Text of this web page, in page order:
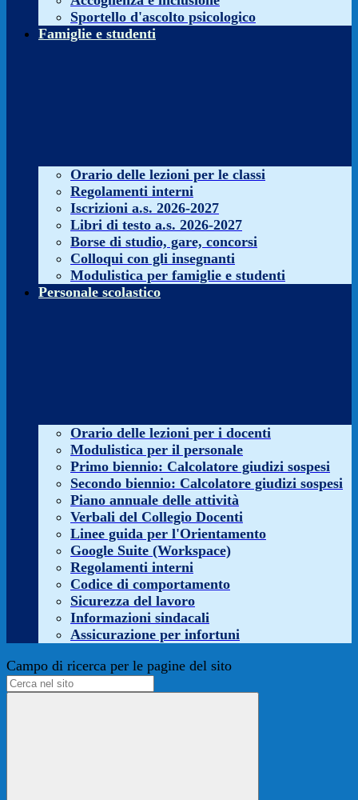
Sportello d'ascolto psicologico
Famiglie e studenti
Orario delle lezioni per le classi
Regolamenti interni
Iscrizioni a.s. 2026-2027
Libri di testo a.s. 2026-2027
Borse di studio, gare, concorsi
Colloqui con gli insegnanti
Modulistica per famiglie e studenti
Personale scolastico
Orario delle lezioni per i docenti
Modulistica per il personale
Primo biennio: Calcolatore giudizi sospesi
Secondo biennio: Calcolatore giudizi sospesi
Piano annuale delle attività
Verbali del Collegio Docenti
Linee guida per l'Orientamento
Google Suite (Workspace)
Regolamenti interni
Codice di comportamento
Sicurezza del lavoro
Informazioni sindacali
Assicurazione per infortuni
Campo di ricerca per le pagine del sito